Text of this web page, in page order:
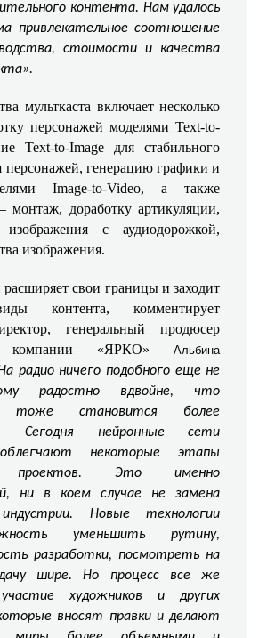
контента. Нам удалось
привлекательное соотношение
стоимости и качества
мульткаста включает несколько
персонажей моделями Text-to-
Text-to-Image для стабильного
персонажей, генерацию графики и
Image-to-Video, а также
монтаж, доработку артикуляции,
изображения с аудиодорожкой,
изображения.
свои границы и заходит
контента, комментирует
генеральный продюсер
компании «ЯРКО»Альбина
радио ничего подобного еще не
радостно вдвойне, что
тоже становится более
Сегодня нейронные сети
некоторые этапы
проектов. Это именно
ни в коем случае не замена
Новые технологии
уменьшить рутину,
разработки, посмотреть на
шире. Но процесс все же
художников и других
вносят правки и делают